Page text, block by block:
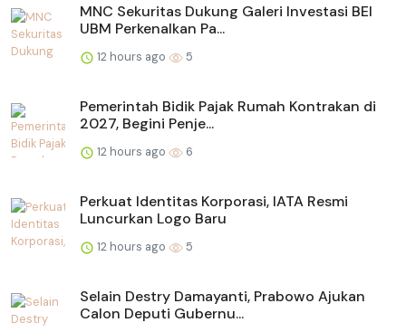
MNC Sekuritas Dukung Galeri Investasi BEI
UBM Perkenalkan Pa...
12 hours ago 5
Pemerintah Bidik Pajak Rumah Kontrakan di
2027, Begini Penje...
12 hours ago 6
Perkuat Identitas Korporasi, IATA Resmi
Luncurkan Logo Baru
12 hours ago 5
Selain Destry Damayanti, Prabowo Ajukan
Calon Deputi Gubernu...